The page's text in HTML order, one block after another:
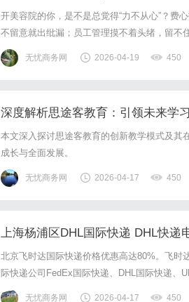
开美容院的你，是不是总觉得“力不从心”？费
不留意就出纰漏；员工管理摸不着头绪，留
明握着优质的服务和项目，却因为管理跟不上
于中小型美容院来说，管理从来不是“多花点
无忧商务网 2026-04-19 450
深度解析思途客教育：引领未来学
本文深入探讨思途客教育的创新教学模式及其
成长与全面发展。
无忧商务网 2026-04-17 450
上海杨浦区DHL国际快递 DHL快递
飞时达快递官网
北京飞时达国际快递价格优惠高达80%。飞时
际快递公司FedEx国际快递、DHL国际快递、
SAL、海运水陆路业务。上海杨浦区DHL国际
无忧商务网 2026-04-17 450